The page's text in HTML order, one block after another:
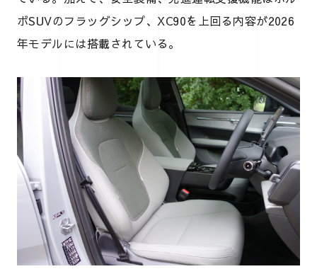
ボSUVのフラッグシップ、XC90を上回る内容が2026
年モデルには搭載されている。